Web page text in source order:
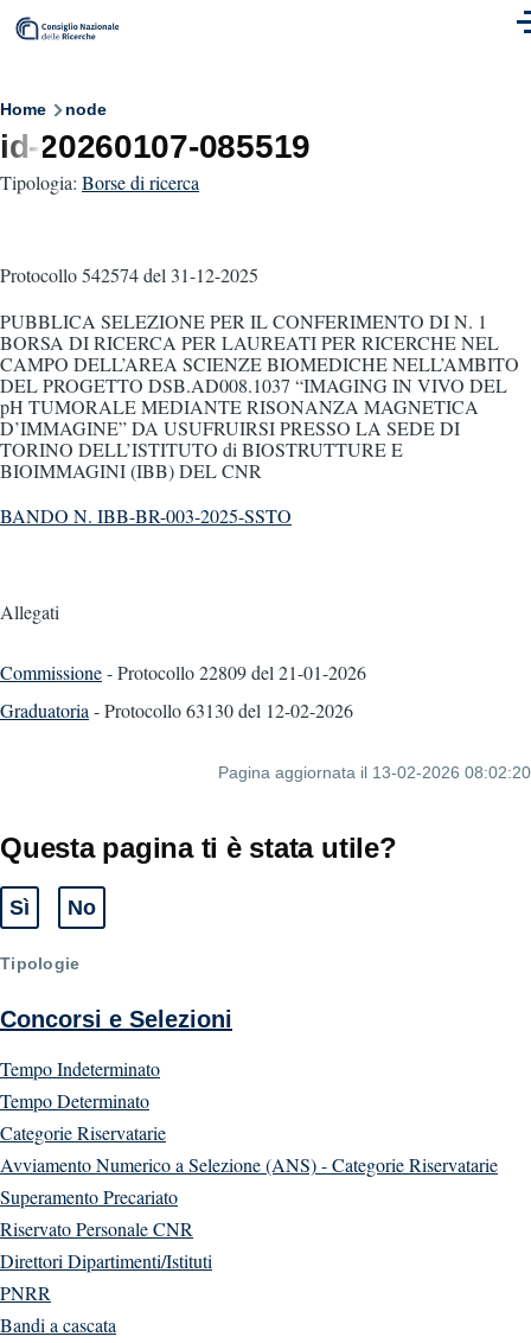
Skip to main content
Breadcrumb
Home node
id-20260107-085519
Tipologia: Borse di ricerca
Protocollo 542574del 31-12-2025
PUBBLICA SELEZIONE PER IL CONFERIMENTO DI N. 1
BORSA DI RICERCA PER LAUREATI PER RICERCHE NEL
CAMPO DELL’AREA SCIENZE BIOMEDICHE NELL’AMBITO
DEL PROGETTO DSB.AD008.1037 “IMAGING IN VIVO DEL
pH TUMORALE MEDIANTE RISONANZA MAGNETICA
D’IMMAGINE” DA USUFRUIRSI PRESSO LA SEDE DI
TORINO DELL’ISTITUTO di BIOSTRUTTURE E
BIOIMMAGINI (IBB) DEL CNR
BANDO N. IBB-BR-003-2025-SSTO
Allegati
Commissione- Protocollo 22809del 21-01-2026
Graduatoria - Protocollo 63130del 12-02-2026
Pagina aggiornata il 13-02-2026 08:02:20
Questa pagina ti è stata utile?
Sì
Tipologie
Concorsi e Selezioni
Tempo Indeterminato
Tempo Determinato
Categorie Riservatarie
Avviamento Numerico a Selezione (ANS) - Categorie Riservatarie
Superamento Precariato
Riservato Personale CNR
Direttori Dipartimenti/Istituti
PNRR
Bandi a cascata